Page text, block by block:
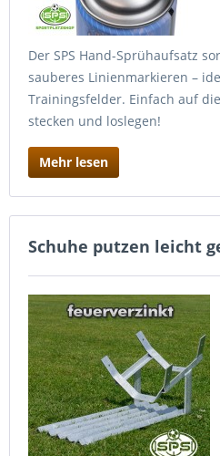
Der SPS Hand-Sprühaufsatz
sauberes Linienmarkieren –
Trainingsfelder. Einfach auf
stecken und loslegen!
Mehr lesen
Schuhe putzen leicht